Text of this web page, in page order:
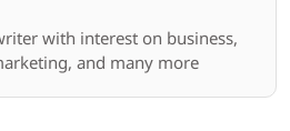
with interest on business,
and many more